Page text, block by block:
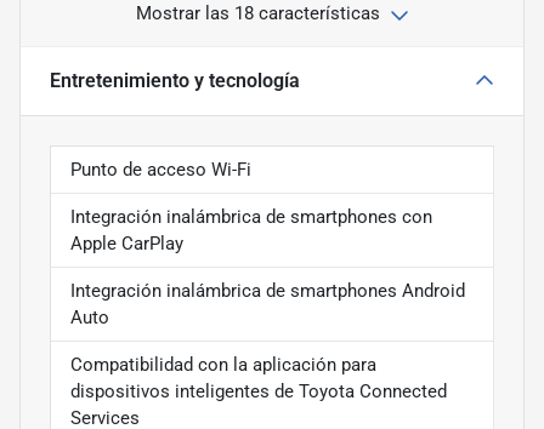
Mostrar las 18 características
Entretenimiento y tecnología
Punto de acceso Wi-Fi
Integración inalámbrica de smartphones con
Apple CarPlay
Integración inalámbrica de smartphones Android
Auto
Compatibilidad con la aplicación para
dispositivos inteligentes de Toyota Connected
Services